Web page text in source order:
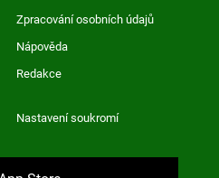
Zpracování osobních údajů
Nápověda
Redakce
Nastavení soukromí